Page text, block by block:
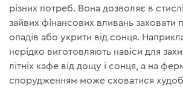
різних потреб. Вона дозволяє в
зайвих фінансових вливань заховати
опадів або укрити від сонця.
нерідко виготовляють навіси для
літніх кафе від дощу і сонця, а на
спорудженням може сховатися